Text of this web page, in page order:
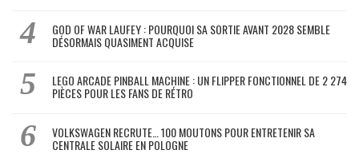
GOD OF WAR LAUFEY : POURQUOI SA SORTIE AVANT 2028 SEMBLE
DÉSORMAIS QUASIMENT ACQUISE
LEGO ARCADE PINBALL MACHINE : UN FLIPPER FONCTIONNEL DE 2 274
PIÈCES POUR LES FANS DE RÉTRO
VOLKSWAGEN RECRUTE… 100 MOUTONS POUR ENTRETENIR SA
CENTRALE SOLAIRE EN POLOGNE